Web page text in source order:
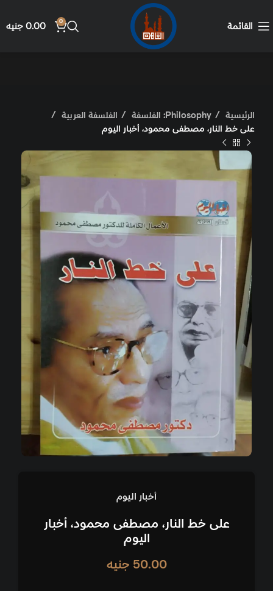
القائمة 0
0.00 جنيه
الرئيسية Philosophy: الفلسفة
الفلسفة العربية
على خط النار، مصطفى محمود، أخبار اليوم
أخبار اليوم
على خط النار، مصطفى محمود، أخبار
اليوم
50.00 جنيه